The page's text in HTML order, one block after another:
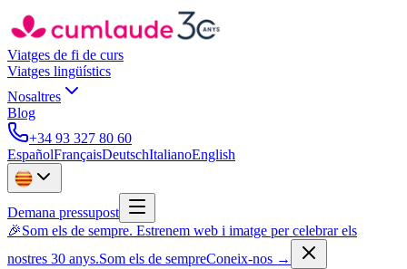
Viatges de fi de curs
Viatges lingüístics
Nosaltres
Blog
+34 93 327 80 60
EspañolFrançaisDeutschItalianoEnglish
Demana pressupost
🎉Som els de sempre. Estrenem web i imatge per celebrar els
nostres 30 anys.Som els de sempreConeix-nos →